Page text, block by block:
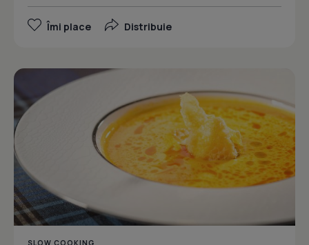
Îmi place Distribuie
SLOW COOKING